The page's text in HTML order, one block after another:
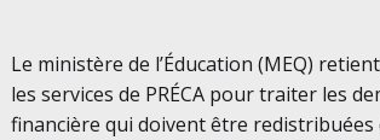
Le ministère de l’Éducation (MEQ)
les services de PRÉCA pour traiter les
financière qui doivent être redistribuées